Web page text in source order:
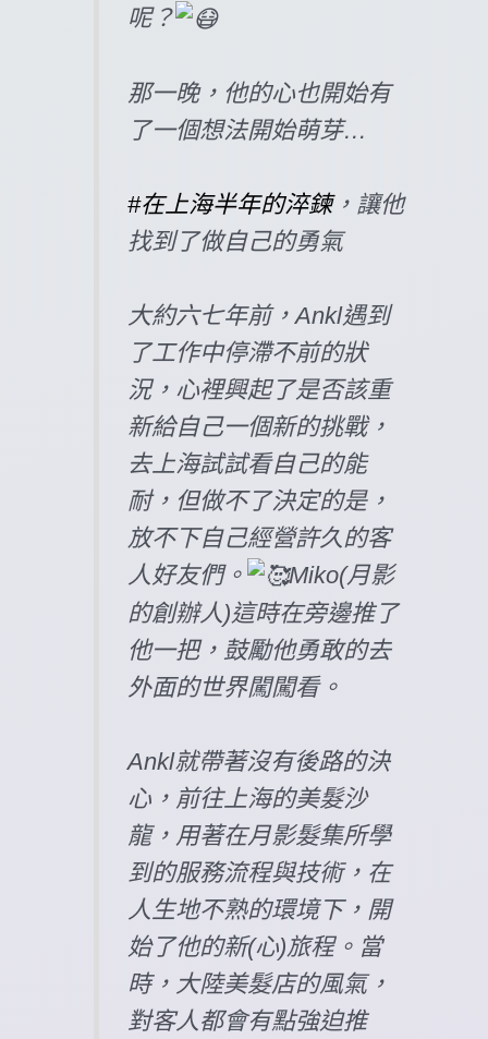
呢？
那一晚，他的心也開始有
了一個想法開始萌芽…
#在上海半年的淬鍊，讓他
找到了做自己的勇氣
大約六七年前，Ankl遇到
了工作中停滯不前的狀
況，心裡興起了是否該重
新給自己一個新的挑戰，
去上海試試看自己的能
耐，但做不了決定的是，
放不下自己經營許久的客
人好友們。
Miko(月影
的創辦人)這時在旁邊推了
他一把，鼓勵他勇敢的去
外面的世界闖闖看。
Ankl就帶著沒有後路的決
心，前往上海的美髮沙
龍，用著在月影髮集所學
到的服務流程與技術，在
人生地不熟的環境下，開
始了他的新(心)旅程。當
時，大陸美髮店的風氣，
對客人都會有點強迫推